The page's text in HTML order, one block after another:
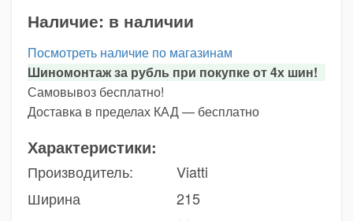
Наличие: в наличии
Посмотреть наличие по магазинам
Шиномонтаж за рубль при покупке от 4х шин!
Самовывоз бесплатно!
Доставка в пределах КАД — бесплатно
Характеристики:
Производитель:
Viatti
Ширина
215